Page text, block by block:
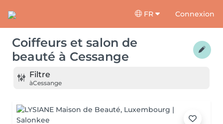
FR Connexion
Coiffeurs et salon de
beauté à Cessange
Filtre
àCessange